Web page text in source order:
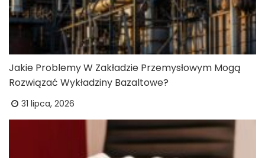
Jakie Problemy W Zakładzie Przemysłowym Mogą
Rozwiązać Wykładziny Bazaltowe?
31 lipca, 2026